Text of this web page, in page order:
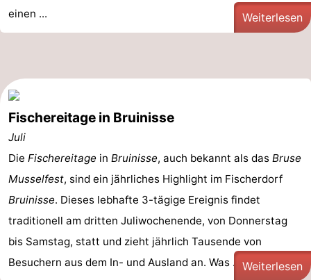
einen ...
Weiterlesen
Fischereitage in Bruinisse
Juli
Die Fischereitage in Bruinisse, auch bekannt als das Bruse
Musselfest, sind ein jährliches Highlight im Fischerdorf
Bruinisse. Dieses lebhafte 3-tägige Ereignis findet
traditionell am dritten Juliwochenende, von Donnerstag
bis Samstag, statt und zieht jährlich Tausende von
Besuchern aus dem In- und Ausland an. Was ...
Weiterlesen